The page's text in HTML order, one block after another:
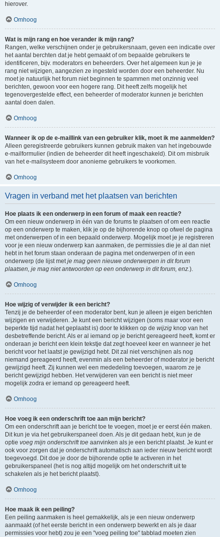
hierover.
Omhoog
Wat is mijn rang en hoe verander ik mijn rang?
Rangen, welke verschijnen onder je gebruikersnaam, geven een indicatie over
het aantal berchten dat je hebt gemaakt of om bepaalde gebruikers te
identificeren, bijv. moderators en beheerders. Over het algemeen kun je je
rang niet wijzigen, aangezien ze ingesteld worden door een beheerder. Nu
moet je natuurlijk het forum niet beginnen te spammen met onzinnig veel
berichten, gewoon voor een hogere rang. Dit heeft zelfs mogelijk het
tegenovergestelde effect, een beheerder of moderator kunnen je berichten
aantal doen dalen.
Omhoog
Wanneer ik op de e-maillink van een gebruiker klik, moet ik me aanmelden?
Alleen geregistreerde gebruikers kunnen gebruik maken van het ingebouwde
e-mailformulier (indien de beheerder dit heeft ingeschakeld). Dit om misbruik
van het e-mailsysteem door anonieme gebruikers te voorkomen.
Omhoog
Vragen in verband met het plaatsen van berichten
Hoe plaats ik een onderwerp in een forum of maak een reactie?
Om een nieuw onderwerp in één van de forums te plaatsen of om een reactie
op een onderwerp te maken, klik je op de bijhorende knop op ofwel de pagina
met onderwerpen of in een bepaald onderwerp. Mogelijk moet je je registreren
voor je een nieuw onderwerp kan aanmaken, de permissies die je al dan niet
hebt in het forum staan onderaan de pagina met onderwerpen of in een
onderwerp (de lijst metje mag geen nieuwe onderwerpen in dit forum
plaatsen, je mag niet antwoorden op een onderwerp in dit forum, enz.).
Omhoog
Hoe wijzig of verwijder ik een bericht?
Tenzij je de beheerder of een moderator bent, kun je alleen je eigen berichten
wijzigen en verwijderen. Je kunt een bericht wijzigen (soms maar voor een
beperkte tijd nadat het geplaatst is) door te klikken op de wijzig knop van het
desbetreffende bericht. Als er al iemand op je bericht gereageerd heeft, komt er
onderaan je bericht een klein tekstje dat zegt hoeveel keer en wanneer je het
bericht voor het laatst je gewijzigd hebt. Dit zal niet verschijnen als nog
niemand gereageerd heeft, evenmin als een beheerder of moderator je bericht
gewijzigd heeft. Zij kunnen wel een mededeling toevoegen, waarom ze je
bericht gewijzigd hebben. Het verwijderen van een bericht is niet meer
mogelijk zodra er iemand op gereageerd heeft.
Omhoog
Hoe voeg ik een onderschrift toe aan mijn bericht?
Om een onderschrift aan je bericht toe te voegen, moet je er eerst één maken.
Dit kun je via het gebruikerspaneel doen. Als je dit gedaan hebt, kun je de
optie voeg mijn onderschrift toe aanvinken als je een bericht plaatst. Je kunt er
ook voor zorgen dat je onderschrift automatisch aan ieder nieuw bericht wordt
toegevoegd. Dit doe je door de bijhorende optie te activeren in het
gebruikerspaneel (het is nog altijd mogelijk om het onderschrift uit te
schakelen als je het bericht plaatst).
Omhoog
Hoe maak ik een peiling?
Een peiling aanmaken is heel gemakkelijk, als je een nieuw onderwerp
aanmaakt (of het eerste bericht in een onderwerp bewerkt en als je daar
permissies voor hebt) zou je een "voeg peiling toe" tabblad moeten zien